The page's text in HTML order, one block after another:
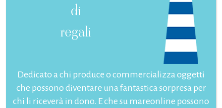
di
regali
Dedicato a chi produce o commercializza oggetti
che possono diventare una fantastica sorpresa per
chi li riceverà in dono. E che su mareonline possono